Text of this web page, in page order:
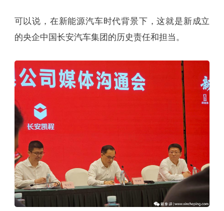
可以说，在新能源汽车时代背景下，这就是新成立
的央企中国长安汽车集团的历史责任和担当。